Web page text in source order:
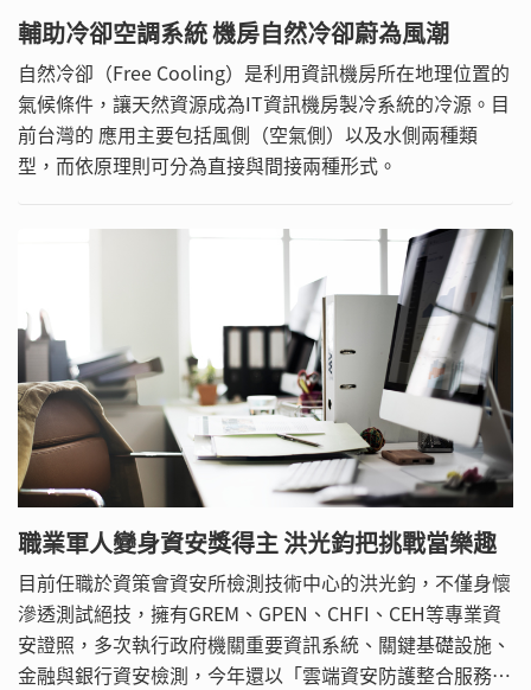
輔助冷卻空調系統 機房自然冷卻蔚為風潮
自然冷卻（Free Cooling）是利用資訊機房所在地理位置的
氣候條件，讓天然資源成為IT資訊機房製冷系統的冷源。目
前台灣的 應用主要包括風側（空氣側）以及水側兩種類
型，而依原理則可分為直接與間接兩種形式。
職業軍人變身資安獎得主 洪光鈞把挑戰當樂趣
目前任職於資策會資安所檢測技術中心的洪光鈞，不僅身懷
滲透測試絕技，擁有GREM、GPEN、CHFI、CEH等專業資
安證照，多次執行政府機關重要資訊系統、關鍵基礎設施、
金融與銀行資安檢測，今年還以「雲端資安防護整合服務委